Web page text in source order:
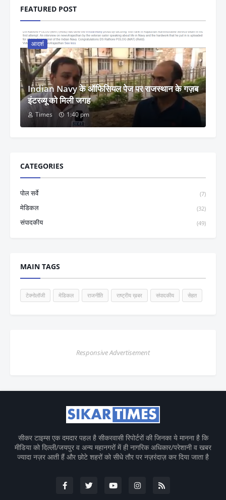
FEATURED POST
आदर्श
Indian Navy के ऑफिसियल पेज पर राजस्थान के गज़ब
इंटरव्यू को मिली जगह
Times 1:40 pm
CATEGORIES
पोल सर्वे (7)
मेडिकल (32)
संपादकीय (49)
MAIN TAGS
टेक्नोलॉजी मेडिकल राजनीति राष्ट्रीय ख़बर संपादकीय सेहत
Responsive Advertisement
सीकर टाइम्स एक दमदार पहल है सीकरवासी रिपोर्टरों की जिनका ये मानना है कि
मीडिया को दिल्ली/जयपुर व अन्य महानगरों में ही नागरिक अधिकार/परेशानी व खबर
ज्यादा नज़र आती हैं और छोटे शहरों को सीधे तौर पर नज़रंदाज़ कर दिया जाता है